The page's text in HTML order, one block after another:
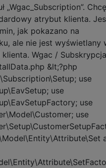
„Wgac_Subscription”. Chcę
atrybut klienta.
jak pokazano na
ale nie jest wyświetlany
Wgac /
&lt;?php
use
use
use
use